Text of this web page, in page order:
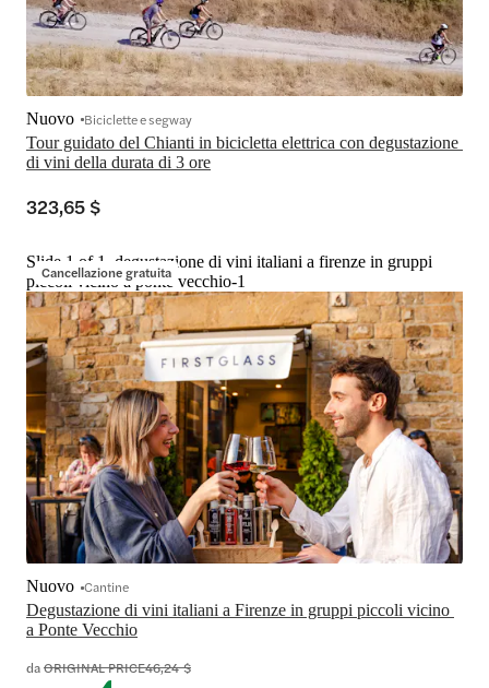
Tour guidato del Chianti in bicicletta elettrica con degustazione
di vini della durata di 3 ore
Nuovo Biciclette e segway
323,65 $
Cancellazione gratuita
Slide 1 of 1, degustazione di vini italiani a firenze in gruppi
piccoli vicino a ponte vecchio-1
Degustazione di vini italiani a Firenze in gruppi piccoli vicino
a Ponte Vecchio
Nuovo Cantine
daORIGINAL PRICE46,24 $